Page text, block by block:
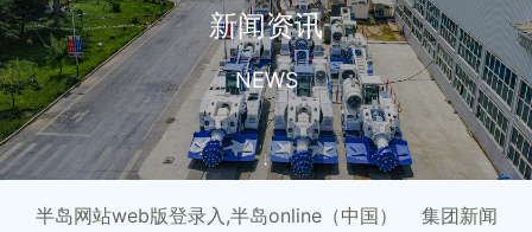
新闻资讯
NEWS
半岛网站web版登录入,半岛online（中国） 集团新闻